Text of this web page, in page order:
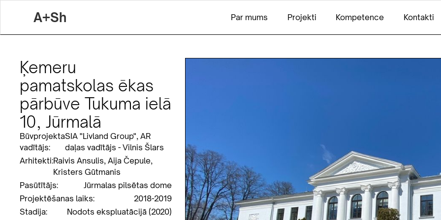
A+Sh Par mums Projekti Kompetence Kontakti
Ķemeru
pamatskolas ēkas
pārbūve Tukuma ielā
10, Jūrmalā
Būvprojekta
vadītājs:
SIA "Livland Group", AR
daļas vadītājs - Vilnis Šlars
Arhitekti:Raivis Ansulis, Aija Čepule,
Kristers Gūtmanis
Pasūtītājs:
Jūrmalas pilsētas dome
Projektēšanas laiks:
2018-2019
Stadija:
Nodots ekspluatācijā (2020)